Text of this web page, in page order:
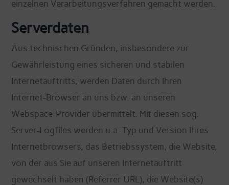
einzelnen Verarbeitungsverfahren gemacht werden.
Serverdaten
Aus technischen Gründen, insbesondere zur
Gewährleistung eines sicheren und stabilen
Internetauftritts, werden Daten durch Ihren
Internet-Browser an uns bzw. an unseren
Webspace-Provider übermittelt. Mit diesen sog.
Server-Logfiles werden u.a. Typ und Version Ihres
Internetbrowsers, das Betriebssystem, die Website,
von der aus Sie auf unseren Internetauftritt
gewechselt haben (Referrer URL), die Website(s)